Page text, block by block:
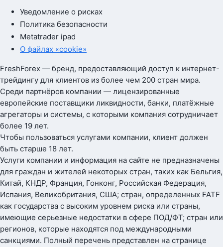
Уведомление о рисках
Политика безопасности
Metatrader ipad
О файлах «cookie»
FreshForex — бренд, предоставляющий доступ к интернет-
трейдингу для клиентов из более чем 200 стран мира.
Среди партнёров компании — лицензированные
европейские поставщики ликвидности, банки, платёжные
агрегаторы и системы, с которыми компания сотрудничает
более 19 лет.
Чтобы пользоваться услугами компании, клиент должен
быть старше 18 лет.
Услуги компании и информация на сайте не предназначены
для граждан и жителей некоторых стран, таких как Бельгия,
Китай, КНДР, Франция, Гонконг, Российская Федерация,
Испания, Великобритания, США; стран, определенных FATF
как государства с высоким уровнем риска или страны,
имеющие серьезные недостатки в сфере ПОД/ФТ; стран или
регионов, которые находятся под международными
санкциями. Полный перечень представлен на странице